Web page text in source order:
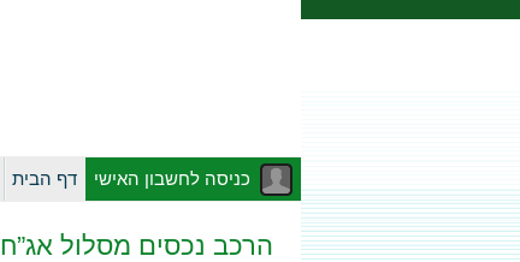
כניסה לחשבון האישי דף הבית
הרכב נכסים מסלול אג”ח 04.2026